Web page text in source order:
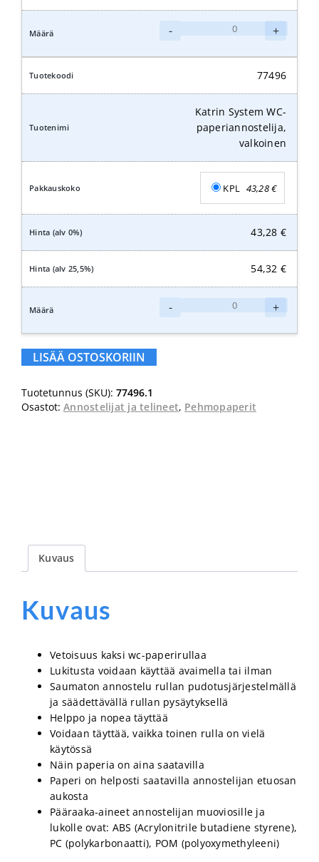
-
WC-
paperiannostelija,
musta
määrä
+
77496
Katrin System WC-
paperiannostelija,
valkoinen
KPL 43,28€
43,28 €
54,32 €
-
WC-
+
LISÄÄ OSTOSKORIIN
Tuotetunnus (SKU): 77496.1
Osastot: Annostelijat ja telineet, Pehmopaperit
Kuvaus
Kuvaus
Vetoisuus kaksi wc-paperirullaa
Lukitusta voidaan käyttää avaimella tai ilman
Saumaton annostelu rullan pudotusjärjestelmällä
ja säädettävällä rullan pysäytyksellä
Helppo ja nopea täyttää
Voidaan täyttää, vaikka toinen rulla on vielä
käytössä
Näin paperia on aina saatavilla
Paperi on helposti saatavilla annostelijan etuosan
aukosta
Pääraaka-aineet annostelijan muoviosille ja
lukolle ovat: ABS (Acrylonitrile butadiene styrene),
PC (polykarbonaatti), POM (polyoxymethyleeni)